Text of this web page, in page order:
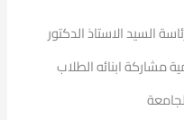
السيد الاستاذ الدكتور
ابنائه الطلاب